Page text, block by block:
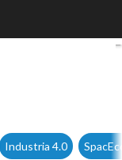
telco fra i
Industria 4.0